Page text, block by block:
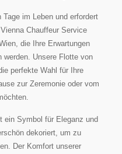
im Leben und erfordert
Chauffeur Service
die Ihre Erwartungen
werden. Unsere Flotte von
perfekte Wahl für Ihre
zur Zeremonie oder vom
ein Symbol für Eleganz und
dekoriert, um zu
Der Komfort unserer